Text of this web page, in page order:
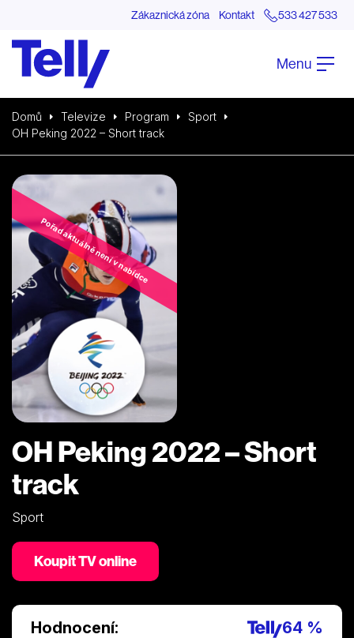
Zákaznická zóna Kontakt 533 427 533
Menu
Domů Televize Program
Sport
OH Peking 2022 – Short track
Pořad aktuálně není v nabídce
OH Peking 2022 – Short
track
Sport
Koupit TV online
Hodnocení: 64 %